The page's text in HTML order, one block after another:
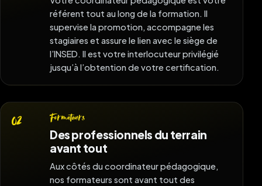
référent tout au long de la formation. Il
supervise la promotion, accompagne les
stagiaires et assure le lien avec le siège de
l’INSED. Il est votre interlocuteur privilégié
jusqu’à l’obtention de votre certification.
02 Formateurs
Des professionnels du terrain
avant tout
Aux côtés du coordinateur pédagogique,
nos formateurs sont avant tout des